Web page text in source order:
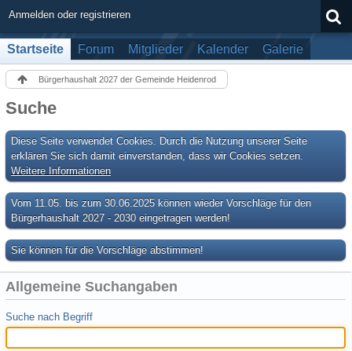
Anmelden oder registrieren
Startseite Forum Mitglieder Kalender Galerie
Bürgerhaushalt 2027 der Gemeinde Heidenrod
Suche
Diese Seite verwendet Cookies. Durch die Nutzung unserer Seite
erklären Sie sich damit einverstanden, dass wir Cookies setzen.
Weitere Informationen
Vom 11.05. bis zum 30.06.2025 können wieder Vorschläge für den
Bürgerhaushalt 2027 - 2030 eingetragen werden!
Sie können für die Vorschläge abstimmen!
Allgemeine Suchangaben
Suche nach Begriff